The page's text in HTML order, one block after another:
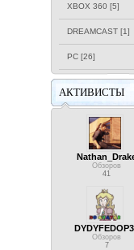
XBOX 360 [5]
DREAMCAST [1]
PC [26]
АКТИВИСТЫ
Обзоров
41
Обзоров
7